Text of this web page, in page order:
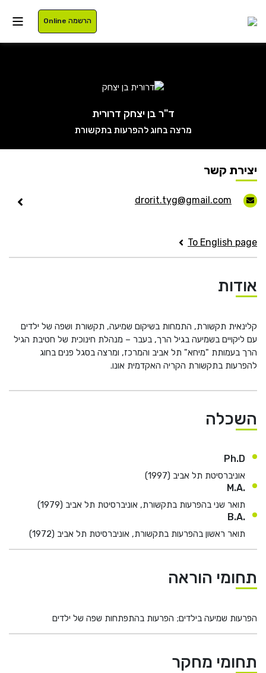
סגל
רישום
عربيه בואו נדבר
הרשמה Online
ד"ר בן יצחק דרורית
מרצה בחוג להפרעות בתקשורת
יצירת קשר
drorit.tyg@gmail.com
To English page
אודות
קלינאית תקשורת, התמחות בשיקום שמיעה, תקשורת ושפה של ילדים
עם ליקויים בשמיעה בגיל הרך, בעבר – מנהלת חינוכית של חטיבת הגיל
הרך בעמותת "מיחא" תל אביב והמרכז, ומרצה בסגל פנים בחוג
להפרעות בתקשורת הקריה האקדמית אונו.
השכלה
Ph.D
אוניברסיטת תל אביב (1997)
.M.A
תואר שני בהפרעות בתקשורת, אוניברסיטת תל אביב (1979)
.B.A
תואר ראשון בהפרעות בתקשורת, אוניברסיטת תל אביב (1972)
תחומי הוראה
הפרעות שמיעה בילדים; הפרעות בהתפתחות שפה של ילדים
תחומי מחקר